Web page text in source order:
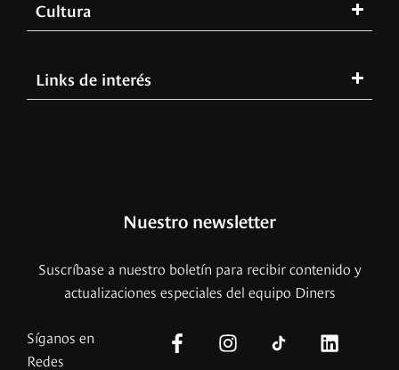
Cultura
Links de interés
Nuestro newsletter
Suscríbase a nuestro boletín para recibir contenido y
actualizaciones especiales del equipo Diners
Síganos en
Redes